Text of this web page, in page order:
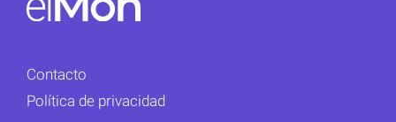
Contacto
Política de privacidad